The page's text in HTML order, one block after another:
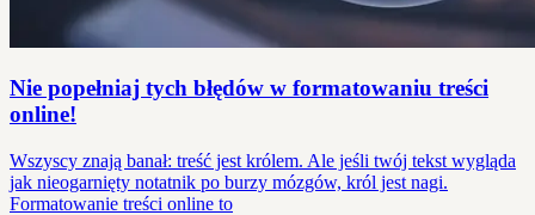
Nie popełniaj tych błędów w formatowaniu treści
online!
Wszyscy znają banał: treść jest królem. Ale jeśli twój tekst wygląda
jak nieogarnięty notatnik po burzy mózgów, król jest nagi.
Formatowanie treści online to